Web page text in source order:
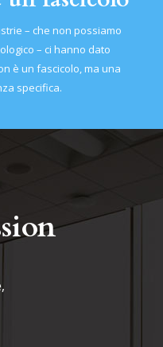
– che non possiamo
– ci hanno dato
è un fascicolo, ma una
specifica.